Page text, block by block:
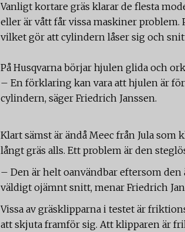
Vanligt kortare gräs klarar de flesta
eller är vått får vissa maskiner problem.
vilket gör att cylindern låser sig och
På Husqvarna börjar hjulen glida och
– En förklaring kan vara att hjulen är
cylindern, säger Friedrich Janssen.
Klart sämst är ändå Meec från Jula
långt gräs alls. Ett problem är den
– Den är helt oanvändbar eftersom
väldigt ojämnt snitt, menar Friedrich
Vissa av gräsklipparna i testet är
att skjuta framför sig. Att klipparen är